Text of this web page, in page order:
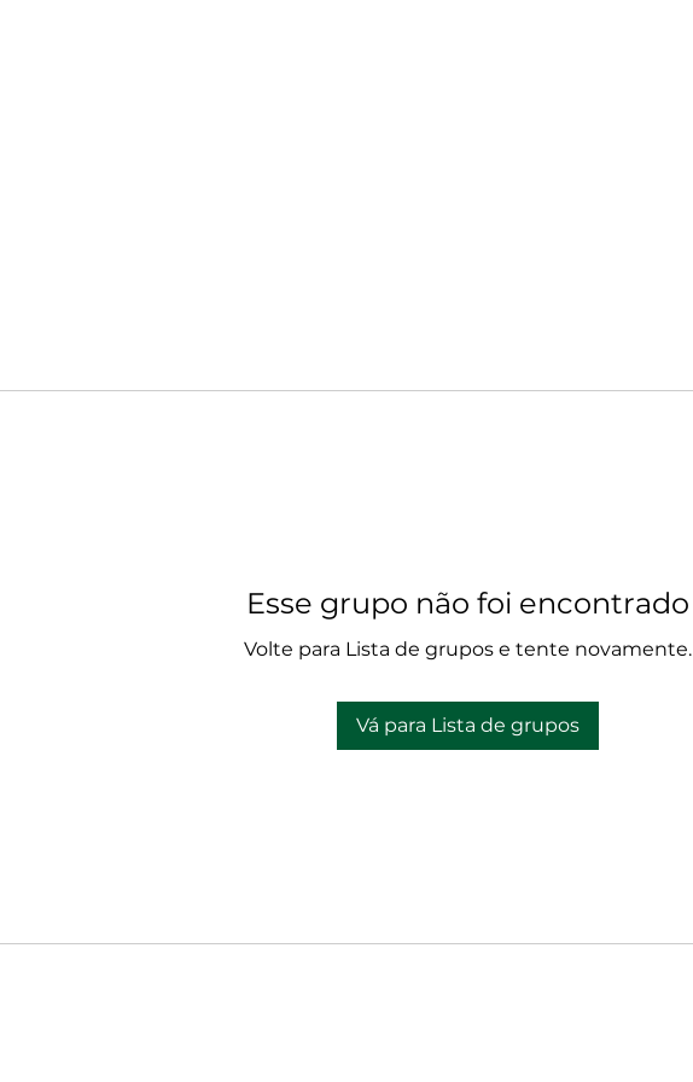
Esse grupo não foi encontrado
Volte para Lista de grupos e tente novamente.
Vá para Lista de grupos